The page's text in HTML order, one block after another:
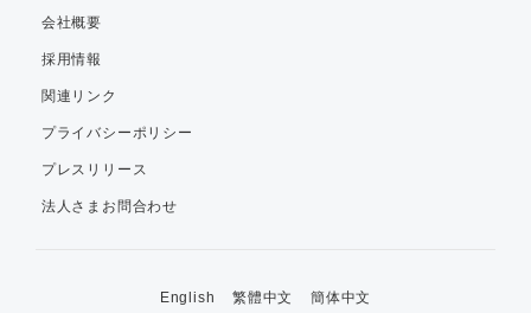
会社概要
採用情報
関連リンク
プライバシーポリシー
プレスリリース
法人さまお問合わせ
English 繁體中文 簡体中文